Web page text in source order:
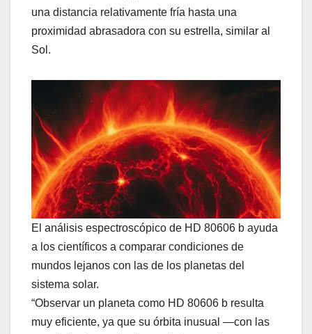
una distancia relativamente fría hasta una
proximidad abrasadora con su estrella, similar al
Sol.
El análisis espectroscópico de HD 80606 b ayuda
a los científicos a comparar condiciones de
mundos lejanos con las de los planetas del
sistema solar.
“Observar un planeta como HD 80606 b resulta
muy eficiente, ya que su órbita inusual —con las